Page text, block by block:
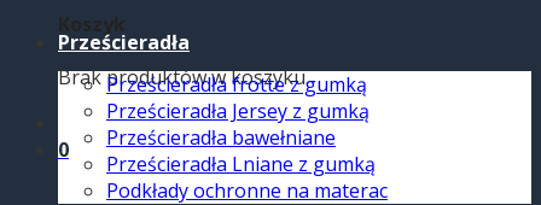
Koszyk
Brak produktów w koszyku.
0
Prześcieradła
Prześcieradła frotte z gumką
Prześcieradła Jersey z gumką
Prześcieradła bawełniane
Prześcieradła Lniane z gumką
Podkłady ochronne na materac